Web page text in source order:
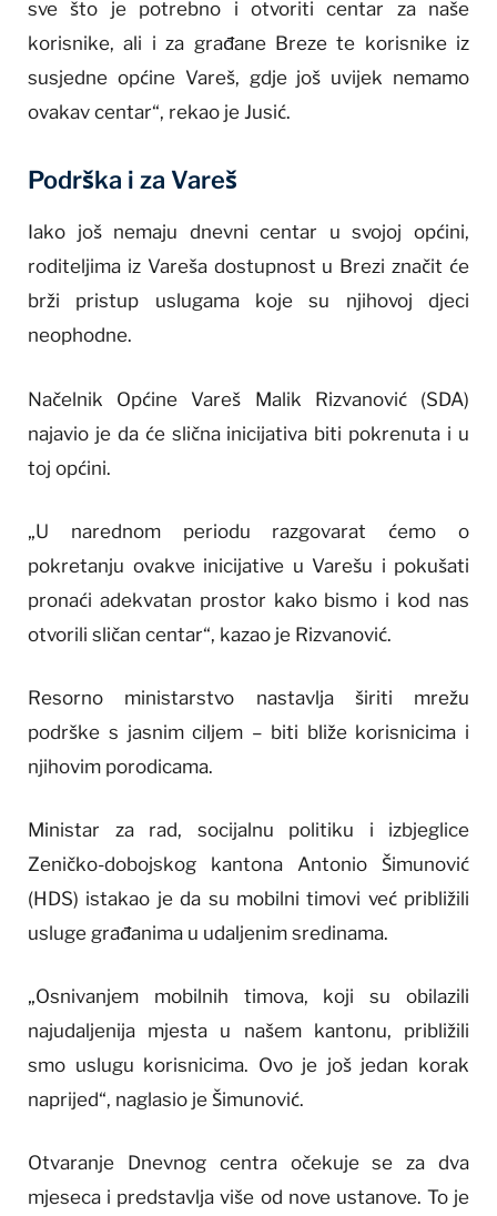
sve što je potrebno i otvoriti centar za naše
korisnike, ali i za građane Breze te korisnike iz
susjedne općine Vareš, gdje još uvijek nemamo
ovakav centar“, rekao je Jusić.
Podrška i za Vareš
Iako još nemaju dnevni centar u svojoj općini,
roditeljima iz Vareša dostupnost u Brezi značit će
brži pristup uslugama koje su njihovoj djeci
neophodne.
Načelnik Općine Vareš Malik Rizvanović (SDA)
najavio je da će slična inicijativa biti pokrenuta i u
toj općini.
„U narednom periodu razgovarat ćemo o
pokretanju ovakve inicijative u Varešu i pokušati
pronaći adekvatan prostor kako bismo i kod nas
otvorili sličan centar“, kazao je Rizvanović.
Resorno ministarstvo nastavlja širiti mrežu
podrške s jasnim ciljem – biti bliže korisnicima i
njihovim porodicama.
Ministar za rad, socijalnu politiku i izbjeglice
Zeničko-dobojskog kantona Antonio Šimunović
(HDS) istakao je da su mobilni timovi već približili
usluge građanima u udaljenim sredinama.
„Osnivanjem mobilnih timova, koji su obilazili
najudaljenija mjesta u našem kantonu, približili
smo uslugu korisnicima. Ovo je još jedan korak
naprijed“, naglasio je Šimunović.
Otvaranje Dnevnog centra očekuje se za dva
mjeseca i predstavlja više od nove ustanove. To je